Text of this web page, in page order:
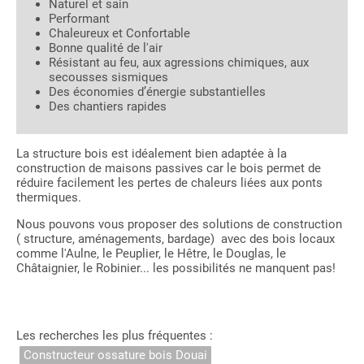
Naturel et sain
Performant
Chaleureux et Confortable
Bonne qualité de l'air
Résistant au feu, aux agressions chimiques, aux
secousses sismiques
Des économies d’énergie substantielles
Des chantiers rapides
La structure bois est idéalement bien adaptée à la
construction de maisons passives car le bois permet de
réduire facilement les pertes de chaleurs liées aux ponts
thermiques.
Nous pouvons vous proposer des solutions de construction
( structure, aménagements, bardage) avec des bois locaux
comme l'Aulne, le Peuplier, le Hêtre, le Douglas, le
Châtaignier, le Robinier... les possibilités ne manquent pas!
Les recherches les plus fréquentes :
Constructeur ossature bois Douai